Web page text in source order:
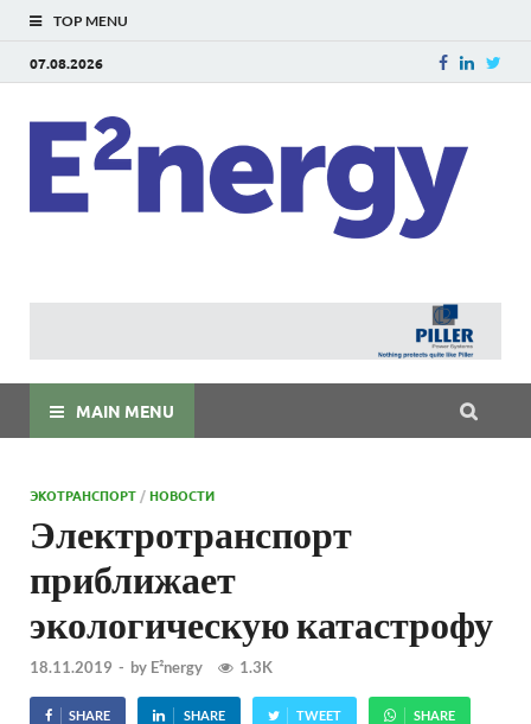
TOP MENU
07.08.2026
MAIN MENU
ЭКОТРАНСПОРТ /НОВОСТИ
Электротранспорт
приближает
экологическую катастрофу
18.11.2019 - by E²nergy 1.3K
SHARE SHARE TWEET SHARE